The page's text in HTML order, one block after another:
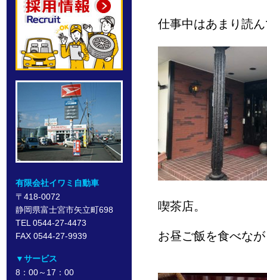
有限会社イワミ自動車
〒418-0072
静岡県富士宮市矢立町698
TEL 0544-27-4473
FAX 0544-27-9939
▼サービス
8：00～17：00
仕事中はあまり読
喫茶店。
お昼ご飯を食べな